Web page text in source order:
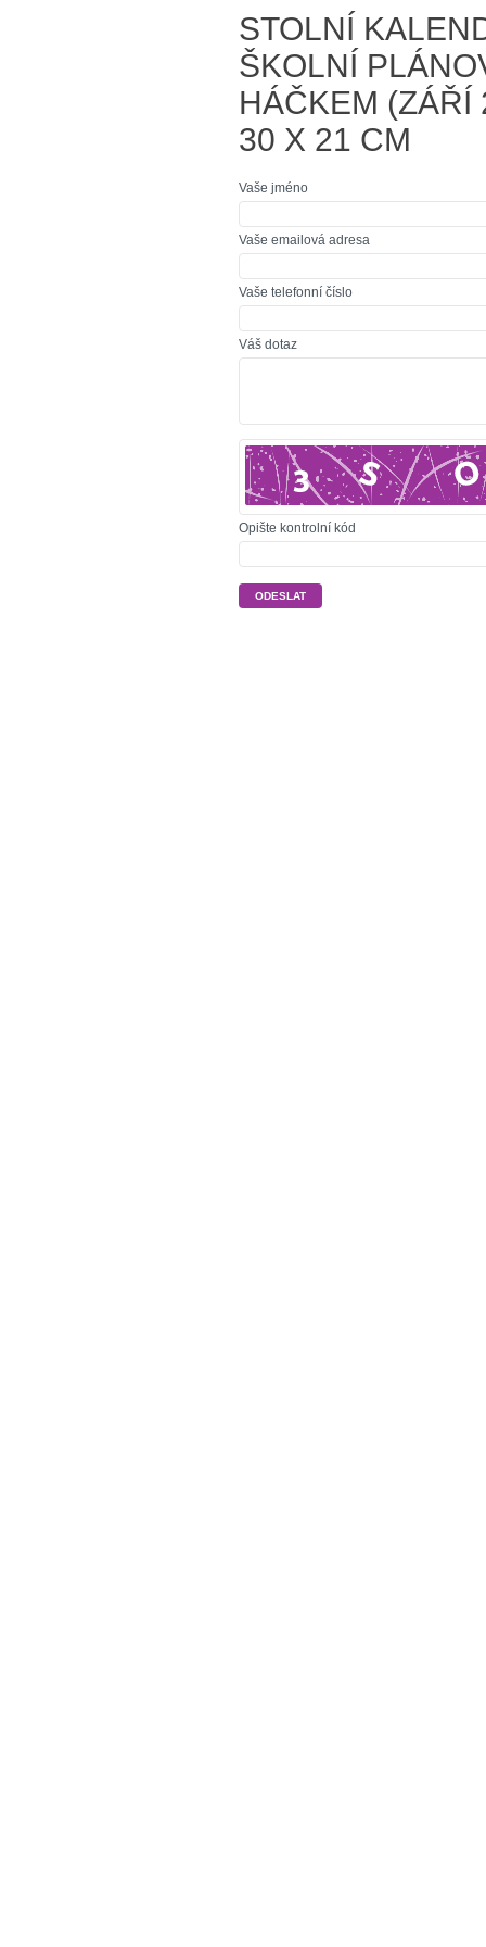
STOLNÍ
ŠKOLNÍ
HÁČKEM (ZÁŘÍ
30 X 21 CM
Vaše jméno
Vaše emailová adresa
Vaše telefonní číslo
Váš dotaz
Opište kontrolní kód